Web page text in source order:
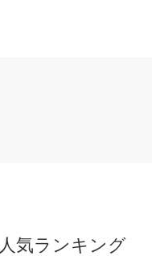
気ランキング